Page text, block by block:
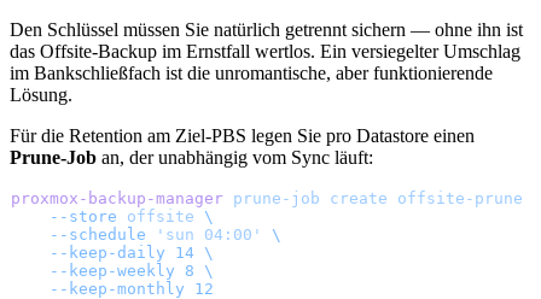
Den Schlüssel müssen Sie natürlich getrennt sichern — ohne ihn ist
das Offsite-Backup im Ernstfall wertlos. Ein versiegelter Umschlag
im Bankschließfach ist die unromantische, aber funktionierende
Lösung.
Für die Retention am Ziel-PBS legen Sie pro Datastore einen
Prune-Job an, der unabhängig vom Sync läuft:
proxmox-backup-manager prune-job create offsite-prune
    --store
offsite \
    --schedule
'sun 04:00'
\
    --keep-daily
14 \
    --keep-weekly
8 \
    --keep-monthly
12